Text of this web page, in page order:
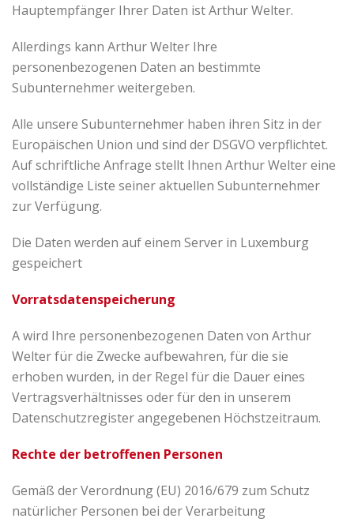
Hauptempfänger Ihrer Daten ist Arthur Welter.
Allerdings kann Arthur Welter Ihre
personenbezogenen Daten an bestimmte
Subunternehmer weitergeben.
Alle unsere Subunternehmer haben ihren Sitz in der
Europäischen Union und sind der DSGVO verpflichtet.
Auf schriftliche Anfrage stellt Ihnen Arthur Welter eine
vollständige Liste seiner aktuellen Subunternehmer
zur Verfügung.
Die Daten werden auf einem Server in Luxemburg
gespeichert
Vorratsdatenspeicherung
A wird Ihre personenbezogenen Daten von Arthur
Welter für die Zwecke aufbewahren, für die sie
erhoben wurden, in der Regel für die Dauer eines
Vertragsverhältnisses oder für den in unserem
Datenschutzregister angegebenen Höchstzeitraum.
Rechte der betroffenen Personen
Gemäß der Verordnung (EU) 2016/679 zum Schutz
natürlicher Personen bei der Verarbeitung